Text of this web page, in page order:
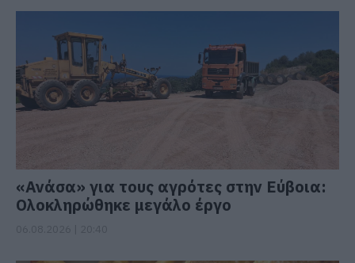
«Ανάσα» για τους αγρότες στην Εύβοια:
Ολοκληρώθηκε μεγάλο έργο